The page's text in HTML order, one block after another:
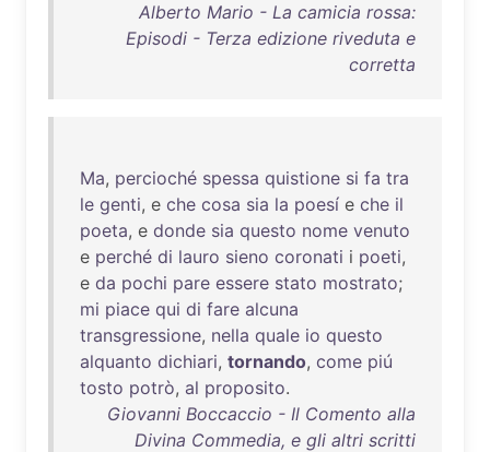
Alberto Mario - La camicia rossa:
Episodi - Terza edizione riveduta e
corretta
Ma, percioché spessa quistione si fa tra
le genti, e che cosa sia la poesí e che il
poeta, e donde sia questo nome venuto
e perché di lauro sieno coronati i poeti,
e da pochi pare essere stato mostrato;
mi piace qui di fare alcuna
transgressione, nella quale io questo
alquanto dichiari, tornando, come piú
tosto potrò, al proposito.
Giovanni Boccaccio - Il Comento alla
Divina Commedia, e gli altri scritti